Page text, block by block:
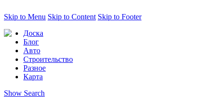
Skip to Menu Skip to Content Skip to Footer
Доска
Блог
Авто
Строительство
Разное
Карта
Show Search